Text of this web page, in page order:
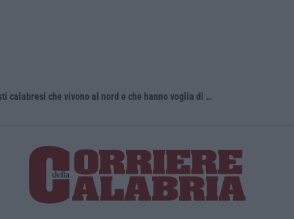
Torna in Calabria: OSM cerca professionisti calabresi che vivono al nord e che hanno voglia di rientrare nella terra di origine Tragedia